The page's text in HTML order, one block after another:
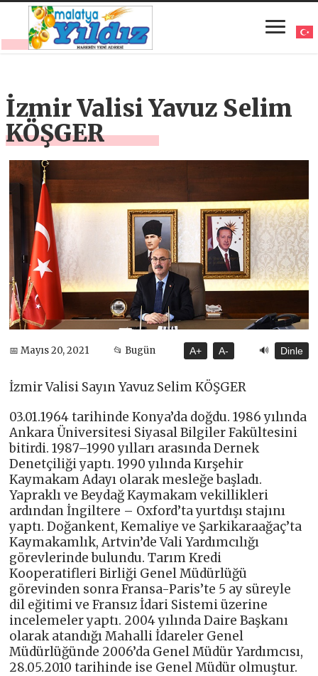
İzmir Valisi Yavuz Selim
KÖŞGER
📅 Mayıs 20, 2021 📂 Bugün A+ A- 🔊 Dinle
İzmir Valisi Sayın Yavuz Selim KÖŞGER
03.01.1964 tarihinde Konya’da doğdu. 1986 yılında
Ankara Üniversitesi Siyasal Bilgiler Fakültesini
bitirdi. 1987–1990 yılları arasında Dernek
Denetçiliği yaptı. 1990 yılında Kırşehir
Kaymakam Adayı olarak mesleğe başladı.
Yapraklı ve Beydağ Kaymakam vekillikleri
ardından İngiltere – Oxford’ta yurtdışı stajını
yaptı. Doğankent, Kemaliye ve Şarkikaraağaç’ta
Kaymakamlık, Artvin’de Vali Yardımcılığı
görevlerinde bulundu. Tarım Kredi
Kooperatifleri Birliği Genel Müdürlüğü
görevinden sonra Fransa-Paris’te 5 ay süreyle
dil eğitimi ve Fransız İdari Sistemi üzerine
incelemeler yaptı. 2004 yılında Daire Başkanı
olarak atandığı Mahalli İdareler Genel
Müdürlüğünde 2006’da Genel Müdür Yardımcısı,
28.05.2010 tarihinde ise Genel Müdür olmuştur.